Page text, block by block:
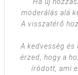
Ha új
moderálás alá
A visszatérő
A kedvesség és
érzed, hogy a
íródott, ami